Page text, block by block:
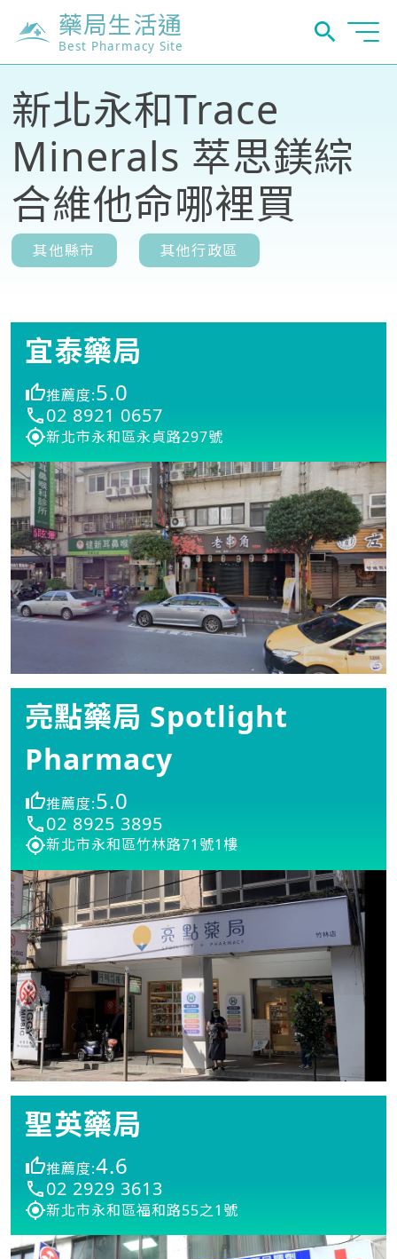
藥局生活通
Best Pharmacy Site
新北永和Trace
Minerals 萃思鎂綜
合維他命哪裡買
其他縣市 其他行政區
宜泰藥局
推薦度:5.0
02 8921 0657
新北市永和區永貞路297號
亮點藥局 Spotlight
Pharmacy
推薦度:5.0
02 8925 3895
新北市永和區竹林路71號1樓
聖英藥局
推薦度:4.6
02 2929 3613
新北市永和區福和路55之1號